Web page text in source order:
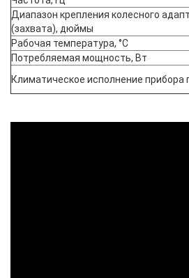
Диапазон крепления колесного
(захвата), дюймы
Рабочая температура, °С
Потребляемая мощность, Вт
Климатическое исполнение прибора